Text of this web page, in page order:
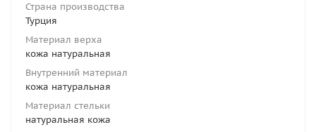
Страна производства
Турция
Материал верха
кожа натуральная
Внутренний материал
кожа натуральная
Материал стельки
натуральная кожа